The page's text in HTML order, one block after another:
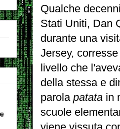
Qualche
Stati Uniti, Dan
durante una
Jersey,
livello che
della stessa e
parola patata in
scuole